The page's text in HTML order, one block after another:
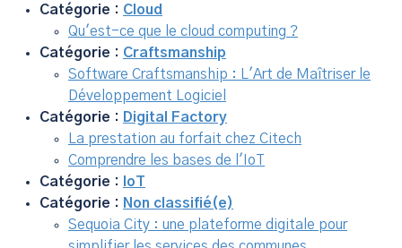
Catégorie : Cloud
Qu'est-ce que le cloud computing ?
Catégorie : Craftsmanship
Software Craftsmanship : L'Art de Maîtriser le
Développement Logiciel
Catégorie : Digital Factory
La prestation au forfait chez Citech
Comprendre les bases de l'IoT
Catégorie :
IoT
Catégorie : Non classifié(e)
Sequoia City : une plateforme digitale pour